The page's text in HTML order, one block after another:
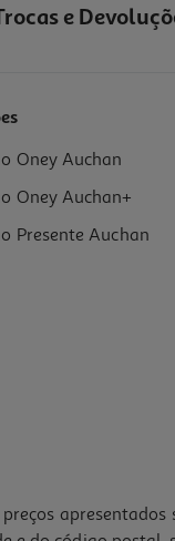
e
Oney Auchan
Oney Auchan+
Presente Auchan
apresentados